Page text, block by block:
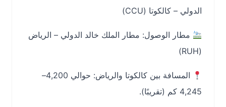
الدولي – كالكوتا (CCU)
مطار الوصول: مطار الملك خالد الدولي – الرياض
المسافة بين كالكوتا والرياض: حوالي 4,200–
4,245 كم (تقريبًا).